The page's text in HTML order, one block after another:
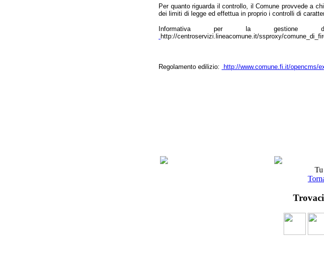
Per quanto riguarda il controllo, il Comune provvede a
dei limiti di legge ed effettua in proprio i controlli di
Informativa per la gestione
http://centroservizi.lineacomune.it/ssproxy/
Regolamento edilizio: http://www.comune.fi.it/opencms/